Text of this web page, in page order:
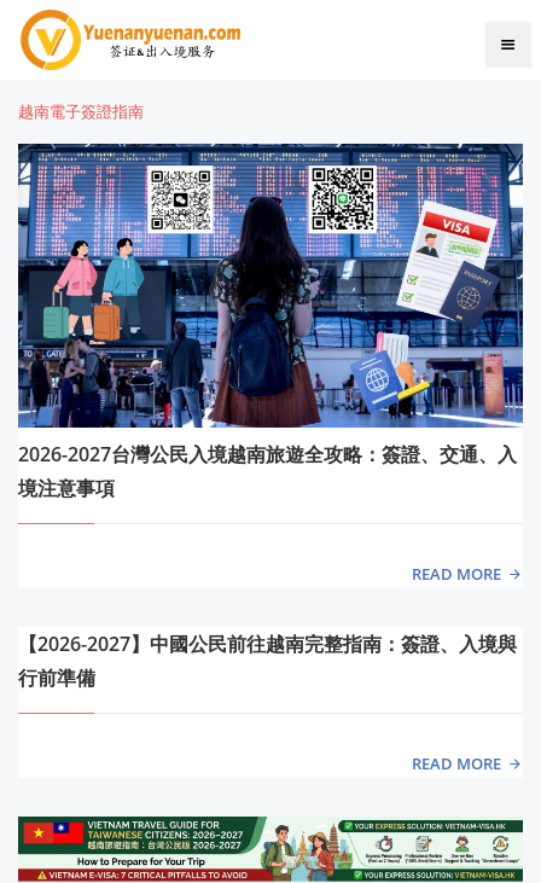
越南電子簽證指南
2026-2027台灣公民入境越南旅遊全攻略：簽證、交通、入
境注意事項
READ MORE
【2026-2027】中國公民前往越南完整指南：簽證、入境與
行前準備
READ MORE